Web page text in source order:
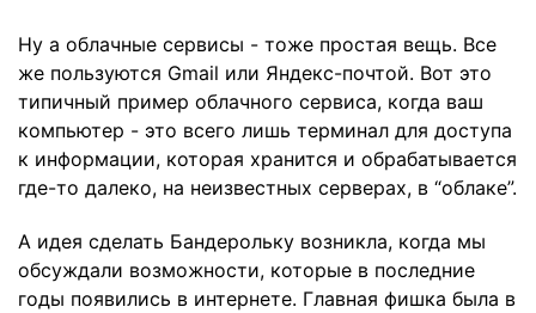
Ну а облачные сервисы - тоже простая вещь. Все
же пользуются Gmail или Яндекс-почтой. Вот это
типичный пример облачного сервиса, когда ваш
компьютер - это всего лишь терминал для доступа
к информации, которая хранится и обрабатывается
где-то далеко, на неизвестных серверах, в “облаке”.
А идея сделать Бандерольку возникла, когда мы
обсуждали возможности, которые в последние
годы появились в интернете. Главная фишка была в